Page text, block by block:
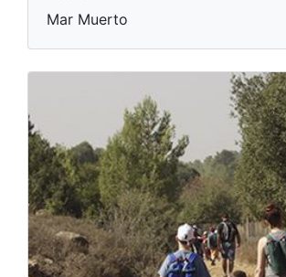
Mar Muerto